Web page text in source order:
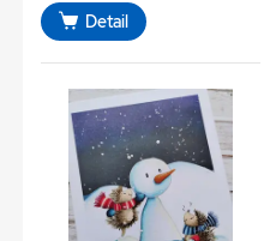
Detail